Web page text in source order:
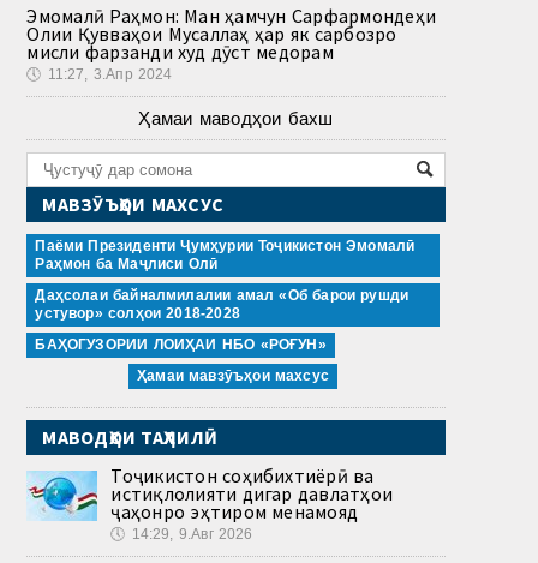
Эмомалӣ Раҳмон: Ман ҳамчун Сарфармондеҳи
Олии Қувваҳои Мусаллаҳ ҳар як сарбозро
мисли фарзанди худ дӯст медорам
🕔 11:27, 3.Апр 2024
Ҳамаи маводҳои бахш
МАВЗӮЪҲОИ МАХСУС
Паёми Президенти Ҷумҳурии Тоҷикистон Эмомалӣ
Раҳмон ба Маҷлиси Олӣ
Даҳсолаи байналмилалии амал «Об барои рушди
устувор» солҳои 2018-2028
БАҲОГУЗОРИИ ЛОИҲАИ НБО «РОҒУН»
Ҳамаи мавзӯъҳои махсус
МАВОДҲОИ ТАҲЛИЛӢ
Тоҷикистон соҳибихтиёрӣ ва
истиқлолияти дигар давлатҳои
ҷаҳонро эҳтиром менамояд
🕔 14:29, 9.Авг 2026